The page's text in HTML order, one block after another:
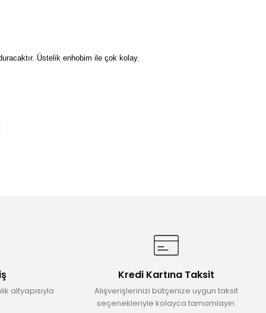
Üstelik enhobim ile çok kolay.
altyapısıyla
Kredi Kartına Taksit
Alışverişlerinizi bütçenize uygun taksit
seçenekleriyle kolayca tamamlayın.